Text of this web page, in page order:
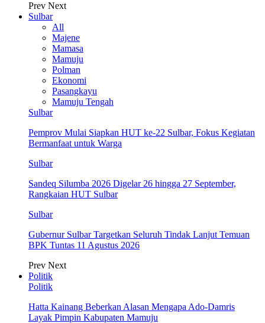
Prev Next
Sulbar
All
Majene
Mamasa
Mamuju
Polman
Ekonomi
Pasangkayu
Mamuju Tengah
Sulbar
Pemprov Mulai Siapkan HUT ke-22 Sulbar, Fokus Kegiatan
Bermanfaat untuk Warga
Sulbar
Sandeq Silumba 2026 Digelar 26 hingga 27 September,
Rangkaian HUT Sulbar
Sulbar
Gubernur Sulbar Targetkan Seluruh Tindak Lanjut Temuan
BPK Tuntas 11 Agustus 2026
Prev Next
Politik
Politik
Hatta Kainang Beberkan Alasan Mengapa Ado-Damris
Layak Pimpin Kabupaten Mamuju